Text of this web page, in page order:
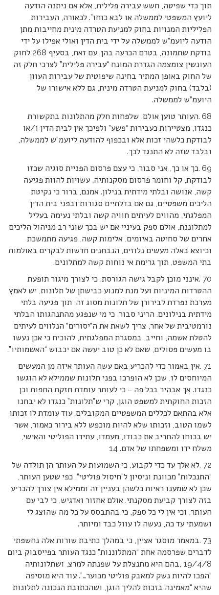
תוך כדי שפיטה, חשש עבירה פלילית, אלא אם ניתנה הודעה
ליועץ המשפטי לממשלה או לבא כוחו”. לכאורה, העבירות
הפליליות המנויות בחוק למניעת הטרדה מינית מחייבות מתן
הודעה ליועמ”ש לממשלה על ידי בית הדין ואולי אפילו על ידי
בודקת שתמונה, בטרם הכרעה בהן. עם זאת, בסעיף 268 לחוק
העונשין צומצמה הגדרת המונח “עבירה פלילית” לצרכי חלק זה
של החוק באופן המתיר בחינה שיפוטית של עבירות העוון
(בלבד) בחוק למניעת הטרדה מינית, גם ללא אישורו של
היועמ”ש לממשלה.
68 .העותר טוען אולם, שלפחות חלק מהתלונות בתקשורת
כנגדו, מצטיירות כעבירות “פשע” ולפיכך אין לבית הדין ו/או
לבודקת כלשהי זכות אלא ובכפוף להודעה ליועמ”ש לממשלה,
ובלבד שזה לא התנגד לכך.
69 .כך או כך, אני סבור, כי עצם פרסום הפניית סוגיה שכזו
לבודקת, קל וחומר פרסום מסקנותיה, עשויות להוות פגיעה
קשה, אנושה ובלתי מידתית בנילון. אמנם, ברור כי נקיטת
הליכים משפטיים, גם אם בדלתיים סגורות ובפני בית הדין
המפלגתי, מהווים לעיתים חוויה קשה ובלתי נעימה בעליל
למתלוננת, אולם ספק בעיניי אם יש בכך שוני רב מניהול הליכים
אחרים של סחיטה באיומים, אלימות קשה, פגיעה מתמשכת
וכיוצא באלה מעשים נלוזים, הנבחנים חדשות לבקרים באולמות
בתי המשפט, תוך גרימת אי נוחות קשה למתלונים.
70 .אינני מוכן לקבל גישה הגורסת, כי לצורך מיגור תופעת
ההטרדות המיניות ועל מנת למנוע כבישתן של תלונות, יש לאמץ
מערכת נפרדת לבירורן של תלונות מסוג זה, תוך פגיעה בלתי
מידתית בנילונים. הריני סבור, כי מי שנפגע מהתנהגותו הבלתי
נורמטיבית של אחר, צריך לשאת את ה”יסורים” הנלווים לעיתים
להטלת אשמה, וחייב, במסגרת המפלגתית, להוכיח כי אכן נעשו
בו מעשים פסולים, שאם לא כן טוב יעשה אם יכבוש “האשמותיו”.
71 .אין באמור כדי להכריע באם עשה העותר איזה מן המעשים
המיוחסים לו, שכן לא הופרכו בפני תלונות שממילא לא הוגשו
כנגדו. אך אבהיר בכל פה – כי לעותר עומדת חזקת החפות וכן
הזכות החוקתית למשפט הוגן, קרי ש”תלונות” כנגדו לא יבחנו
אלא בהתאם לכללים המשפטיים המקובלים. עוד עומדת לו זכותו
לשמו הטוב, וזכותו שלא להיות מוכפש ללא בירור כאמור, אשר
יש בכוחו להחריב את כבודו, מעמדו, עתידו הפוליטי והאישי,
משלח ידו ומשפחתו של אדם. 14
72 .לא אלך עד כדי לקבוע, כי השמועות על העותר הן תולדה של
“התנכלות” מכוונת וניסיון ל”חיסול פוליטי”, כפי שטען העותר,
שכן לא שמענו ראיות כלשהן בעניין זה וממילא אין צורך להכריע
בזה לצורך קביעת מסקנתי. אולם אחזור ואדגיש, כי לבי עם
העותר, וכי אין לי כל ספק, כי בהתבסס על כל מה שהוצג לי
ושמעתי עד כה, נעשה לו עוול כבד ומיותר.
73 .במאמר מוסגר אציין, כי במהלך כתיבת שורות אלה נחשפתי
לדברים שפרסמה אחת “המתלוננות” כנגד העותר בפייסבוק ביום
19/4/8 ,בהם היא מתנצלת על שפנתה למרצ, ושתלונותיה
“הפכו להיות נשק למאבק פוליטי מכוער…”. עוד היא מוסיפה
שהיא “מאמינה בזכות להליך הוגן, ושהכתובת הנכונה לתלונות